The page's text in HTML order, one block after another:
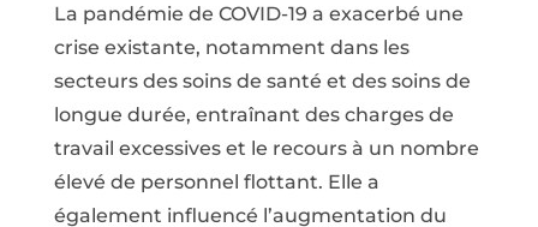
La pandémie de COVID-19 a exacerbé une
crise existante, notamment dans les
secteurs des soins de santé et des soins de
longue durée, entraînant des charges de
travail excessives et le recours à un nombre
élevé de personnel flottant. Elle a
également influencé l’augmentation du